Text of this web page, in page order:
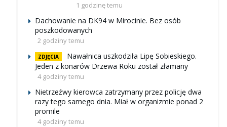
1 godzinę temu
Dachowanie na DK94 w Mirocinie. Bez osób
poszkodowanych
2 godziny temu
ZDJĘCIA
Nawałnica uszkodziła Lipę Sobieskiego.
Jeden z konarów Drzewa Roku został złamany
4 godziny temu
Nietrzeźwy kierowca zatrzymany przez policję dwa
razy tego samego dnia. Miał w organizmie ponad 2
promile
4 godziny temu